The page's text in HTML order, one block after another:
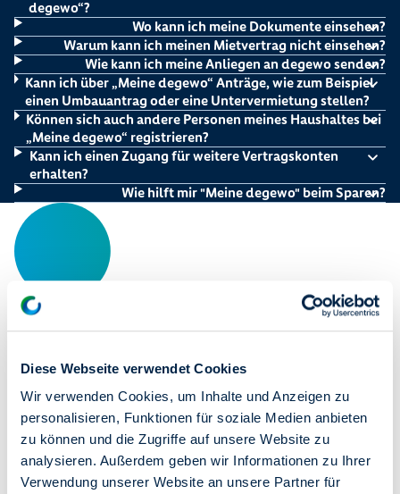
Diese Webseite verwendet Cookies
Wir verwenden Cookies, um Inhalte und Anzeigen zu
personalisieren, Funktionen für soziale Medien anbieten
zu können und die Zugriffe auf unsere Website zu
analysieren. Außerdem geben wir Informationen zu Ihrer
Verwendung unserer Website an unsere Partner für
degewo“?
Wo kann ich meine Dokumente einsehen?
Warum kann ich meinen Mietvertrag nicht einsehen?
Wie kann ich meine Anliegen an degewo senden?
Kann ich über „Meine degewo“ Anträge, wie zum Beispiel
einen Umbauantrag oder eine Untervermietung stellen?
Können sich auch andere Personen meines Haushaltes bei
„Meine degewo“ registrieren?
Kann ich einen Zugang für weitere Vertragskonten
erhalten?
Wie hilft mir "Meine degewo" beim Sparen?